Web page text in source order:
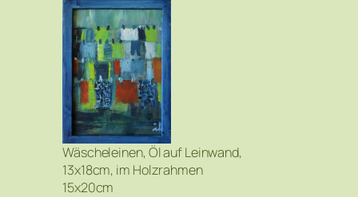
Wäscheleinen, Öl auf Leinwand,
13x18cm, im Holzrahmen
15x20cm